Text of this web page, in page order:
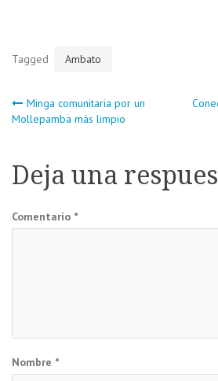
Tagged Ambato
Navegación
entradas
Minga comunitaria por un
Mollepamba más limpio
Deja una
Comentario *
Nombre *